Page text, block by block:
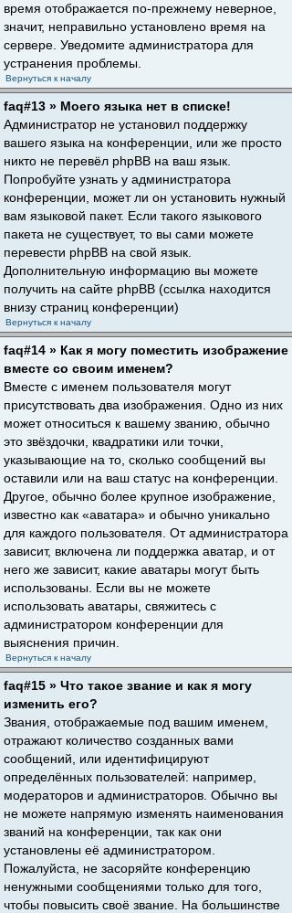
время отображается по-прежнему неверное,
значит, неправильно установлено время на
сервере. Уведомите администратора для
устранения проблемы.
Вернуться к началу
faq#13 » Моего языка нет в списке!
Администратор не установил поддержку
вашего языка на конференции, или же просто
никто не перевёл phpBB на ваш язык.
Попробуйте узнать у администратора
конференции, может ли он установить нужный
вам языковой пакет. Если такого языкового
пакета не существует, то вы сами можете
перевести phpBB на свой язык.
Дополнительную информацию вы можете
получить на сайте phpBB (ссылка находится
внизу страниц конференции)
Вернуться к началу
faq#14 » Как я могу поместить изображение
вместе со своим именем?
Вместе с именем пользователя могут
присутствовать два изображения. Одно из них
может относиться к вашему званию, обычно
это звёздочки, квадратики или точки,
указывающие на то, сколько сообщений вы
оставили или на ваш статус на конференции.
Другое, обычно более крупное изображение,
известно как «аватара» и обычно уникально
для каждого пользователя. От администратора
зависит, включена ли поддержка аватар, и от
него же зависит, какие аватары могут быть
использованы. Если вы не можете
использовать аватары, свяжитесь с
администратором конференции для
выяснения причин.
Вернуться к началу
faq#15 » Что такое звание и как я могу
изменить его?
Звания, отображаемые под вашим именем,
отражают количество созданных вами
сообщений, или идентифицируют
определённых пользователей: например,
модераторов и администраторов. Обычно вы
не можете напрямую изменять наименования
званий на конференции, так как они
установлены её администратором.
Пожалуйста, не засоряйте конференцию
ненужными сообщениями только для того,
чтобы повысить своё звание. На большинстве